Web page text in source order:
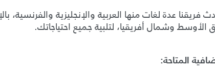
عدة لغات منها العربية والإنجليزية والفرنسية،
وشمال أفريقيا، لتلبية جميع احتياجاتك.
المتاحة: